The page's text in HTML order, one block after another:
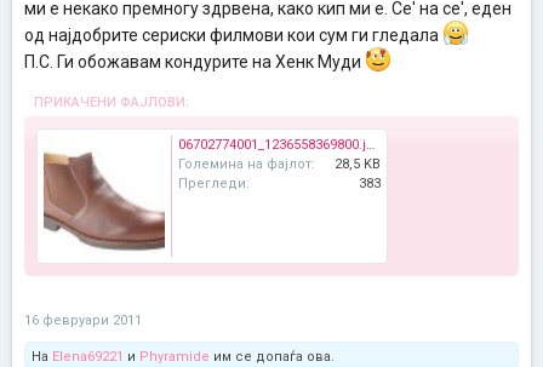
ми е некако премногу здрвена, како кип ми е. Се' на се', еден
од најдобрите сериски филмови кои сум ги гледала
П.С. Ги обожавам кондурите на Хенк Муди
ПРИКАЧЕНИ ФАЈЛОВИ:
06702774001_1236558369800.jpg
Големина на фајлот:
28,5 KB
Прегледи:
383
16 февруари 2011
На Elena69221 и Phyramide им се допаѓа ова.